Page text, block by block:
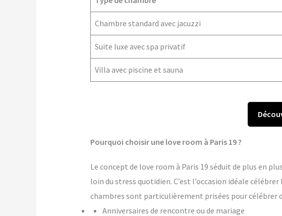
Chambre standard avec jacuzzi
Suite luxe avec spa privatif
Villa avec piscine et sauna
Pourquoi choisir une love room à Paris 19 ?
Le concept de love room à Paris 19 séduit de plus en
loin du stress quotidien. C’est l’occasion idéale
chambres sont particulièrement prisées pour célébrer
Anniversaires de rencontre ou de mariage